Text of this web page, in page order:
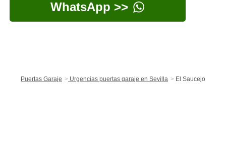
WhatsApp >>
Puertas Garaje Urgencias puertas garaje en Sevilla El Saucejo